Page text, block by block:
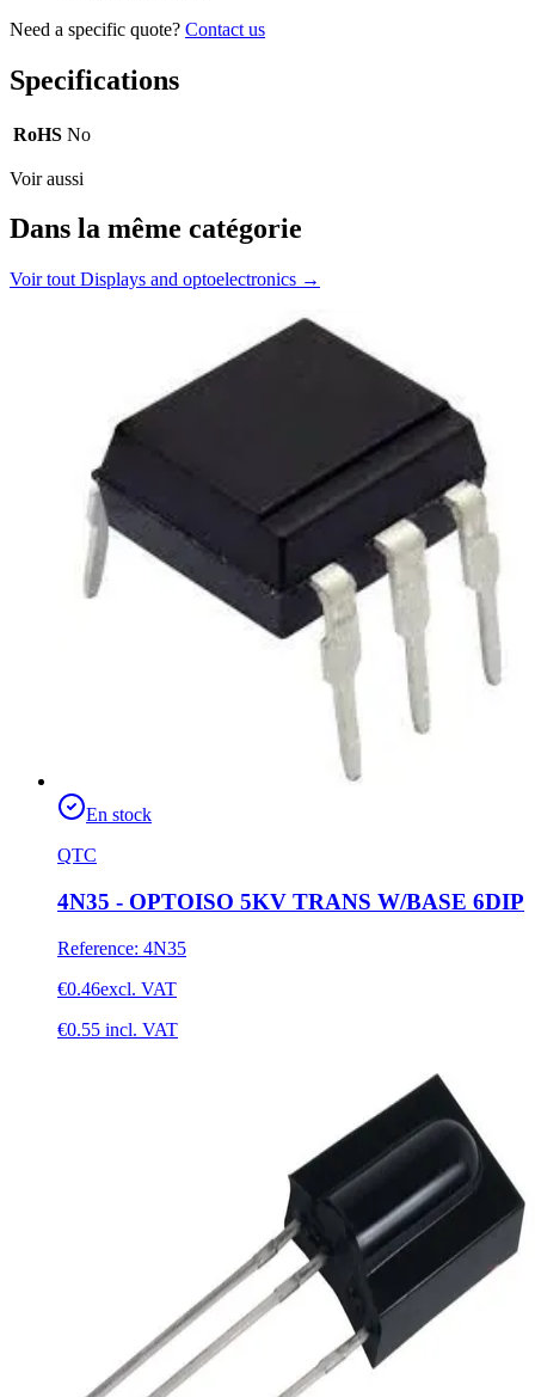
Need a specific quote? Contact us
Specifications
RoHS No
Voir aussi
Dans la même catégorie
Voir tout Displays and optoelectronics →
En stock
QTC
4N35 - OPTOISO 5KV TRANS W/BASE 6DIP
Reference: 4N35
€0.46excl. VAT
€0.55 incl. VAT